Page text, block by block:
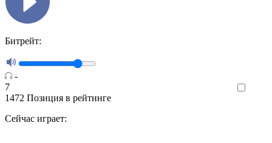
Битрейт:
-
7
1472 Позиция в рейтинге
Сейчас играет: